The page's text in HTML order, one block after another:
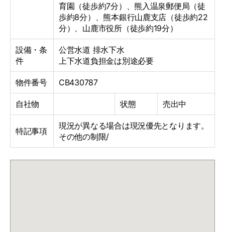
育園（徒歩約7分）、熊入温泉郵便局（徒
歩約8分）、熊本銀行山鹿支店（徒歩約22
分）、山鹿市役所（徒歩約19分）
設備・条
件
公営水道 排水下水
上下水道負担金は別途必要
物件番号 CB430787
自社物 状態 売出中
特記事項
現況が異なる場合は現況優先となります。
その他の制限/